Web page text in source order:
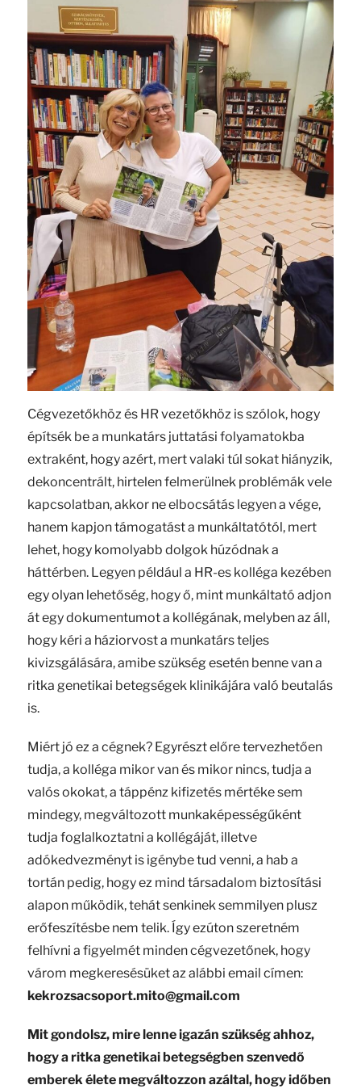
Cégvezetőkhöz és HR vezetőkhöz is szólok, hogy
építsék be a munkatárs juttatási folyamatokba
extraként, hogy azért, mert valaki túl sokat hiányzik,
dekoncentrált, hirtelen felmerülnek problémák vele
kapcsolatban, akkor ne elbocsátás legyen a vége,
hanem kapjon támogatást a munkáltatótól, mert
lehet, hogy komolyabb dolgok húzódnak a
háttérben. Legyen például a HR-es kolléga kezében
egy olyan lehetőség, hogy ő, mint munkáltató adjon
át egy dokumentumot a kollégának, melyben az áll,
hogy kéri a háziorvost a munkatárs teljes
kivizsgálására, amibe szükség esetén benne van a
ritka genetikai betegségek klinikájára való beutalás
is.
Miért jó ez a cégnek? Egyrészt előre tervezhetően
tudja, a kolléga mikor van és mikor nincs, tudja a
valós okokat, a táppénz kifizetés mértéke sem
mindegy, megváltozott munkaképességűként
tudja foglalkoztatni a kollégáját, illetve
adókedvezményt is igénybe tud venni, a hab a
tortán pedig, hogy ez mind társadalom biztosítási
alapon működik, tehát senkinek semmilyen plusz
erőfeszítésbe nem telik. Így ezúton szeretném
felhívni a figyelmét minden cégvezetőnek, hogy
várom megkeresésüket az alábbi email címen:
kekrozsacsoport.mito@gmail.com
Mit gondolsz, mire lenne igazán szükség ahhoz,
hogy a ritka genetikai betegségben szenvedő
emberek élete megváltozzon azáltal, hogy időben